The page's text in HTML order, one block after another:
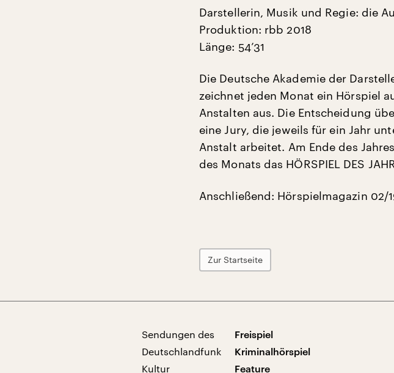
Darstellerin, Musik und Regie: die
Produktion: rbb 2018
Länge: 54’31
Die Deutsche Akademie der
zeichnet jeden Monat ein Hörspiel
Anstalten aus. Die Entscheidung
eine Jury, die jeweils für ein Jahr
Anstalt arbeitet. Am Ende des
des Monats das HÖRSPIEL DES
Anschließend: Hörspielmagazin 02/
Zur Startseite
Sendungen des
Deutschlandfunk
Kultur
Freispiel
Kriminalhörspiel
Feature